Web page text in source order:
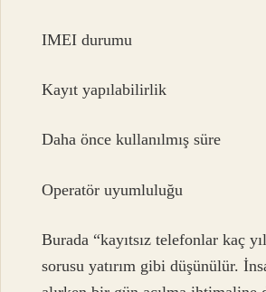
IMEI durumu
Kayıt yapılabilirlik
Daha önce kullanılmış süre
Operatör uyumluluğu
Burada “kayıtsız telefonlar kaç
sorusu yatırım gibi düşünülür.